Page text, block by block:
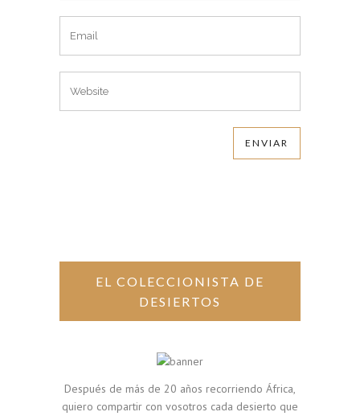
EL COLECCIONISTA DE
DESIERTOS
Después de más de 20 años recorriendo África,
quiero compartir con vosotros cada desierto que